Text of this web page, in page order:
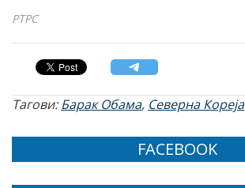
РТРС
Тагови:Барак Обама, Северна Кореја
FACEBOOK